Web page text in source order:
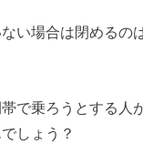
い場合は閉めるの
で乗ろうとする人
しょう？